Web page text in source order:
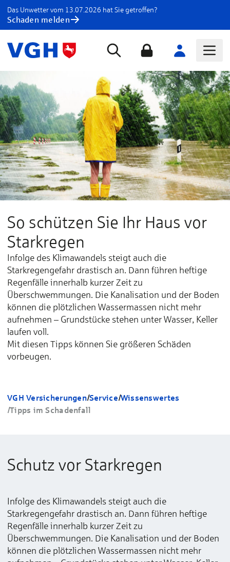
Das Unwetter vom 13.07.2026 hat Sie getroffen?
Schaden melden
So schützen Sie Ihr Haus vor
Starkregen
Infolge des Klimawandels steigt auch die
Starkregengefahr drastisch an. Dann führen heftige
Regenfälle innerhalb kurzer Zeit zu
Überschwemmungen. Die Kanalisation und der Boden
können die plötzlichen Wassermassen nicht mehr
aufnehmen – Grundstücke stehen unter Wasser, Keller
laufen voll.
Mit diesen Tipps können Sie größeren Schäden
vorbeugen.
VGH Versicherungen/Service/Wissenswertes
/Tipps im Schadenfall
Schutz vor Starkregen
Infolge des Klimawandels steigt auch die
Starkregengefahr drastisch an. Dann führen heftige
Regenfälle innerhalb kurzer Zeit zu
Überschwemmungen. Die Kanalisation und der Boden
können die plötzlichen Wassermassen nicht mehr